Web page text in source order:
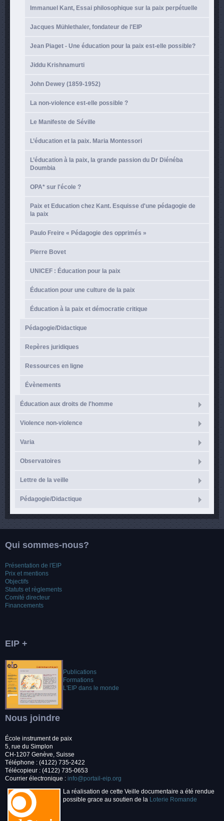
Immanuel Kant, Essai philosophique sur la paix perpétuelle
Jacques Mühlethaler, fondateur de l'EIP
Jean Piaget - Une éducation pour la paix est-elle possible?
Jiddu Krishnamurti
John Dewey (1859-1952)
La non-violence est-elle possible ?
Le Manifeste de Séville
L’éducation et la paix. Maria Montessori
L’éducation à la paix, la grande passion du Dr Diénéba
Doumbia
OPA* sur l'école ?
Paix et Education chez Kant. Esquisse d'une pédagogie de
la paix
Paulo Freire « Pédagogie des opprimés »
Pierre Bovet
UNICEF : Éducation pour la paix
Éducation pour une culture de la paix
Éducation à la paix et démocratie critique
Pédagogie/Didactique
Repères juridiques
Ressources en ligne
Évènements
Éducation aux droits de l'homme
Violence non-violence
Varia
Observatoires
Lettre de la veille
Pédagogie/Didactique
Qui sommes-nous?
Présentation de l'EIP
Prix et mentions
Objectifs
Statuts et règlements
Comité directeur
Financements
EIP +
Publications
Formations
L'EIP dans le monde
Nous joindre
École instrument de paix
5, rue du Simplon
CH-1207 Genève, Suisse
Téléphone : (4122) 735-2422
Télécopieur : (4122) 735-0653
Courrier électronique : info@portail-eip.org
La réalisation de cette Veille documentaire a été rendue
possible grace au soutien de la Loterie Romande